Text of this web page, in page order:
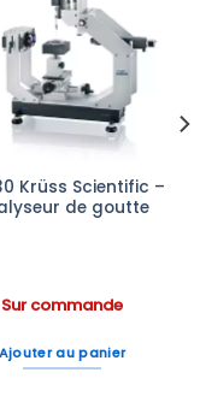
Ajouter
à la liste
d’envies
Krüss Scientific –
de goutte
Sur commande
Ajouter au panier